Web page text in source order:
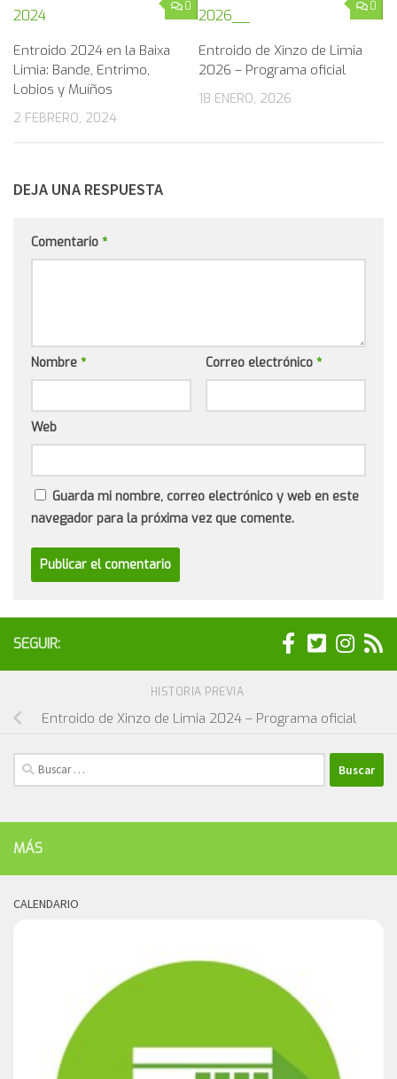
0
Entroido 2024 en la Baixa
Limia: Bande, Entrimo,
Lobios y Muíños
2 FEBRERO, 2024
0
Entroido de Xinzo de Limia
2026 – Programa oficial
18 ENERO, 2026
DEJA UNA RESPUESTA
Comentario *
Nombre * Correo electrónico *
Web
Guarda mi nombre, correo electrónico y web en este
navegador para la próxima vez que comente.
SEGUIR:
HISTORIA PREVIA
Entroido de Xinzo de Limia 2024 – Programa oficial
Buscar:
MÁS
CALENDARIO